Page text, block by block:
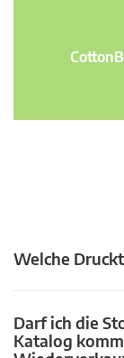
Welche
Darf ich die
Katalog